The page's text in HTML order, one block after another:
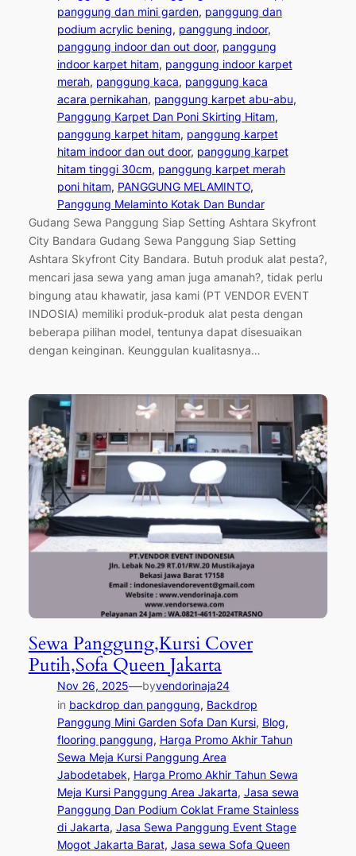
panggung dan mini garden, panggung dan
podium acrylic bening, panggung indoor
panggung indoor dan out door, panggung
indoor karpet hitam, panggung indoor karpet
merah, panggung kaca, panggung kaca
acara pernikahan, panggung karpet abu-abu
Panggung Karpet Dan Poni Skirting Hitam
panggung karpet hitam, panggung karpet
hitam indoor dan out door, panggung karpet
hitam tinggi 30cm, panggung karpet merah
poni hitam, PANGGUNG MELAMINTO
Panggung Melaminto Kotak Dan Bundar
Gudang Sewa Panggung Siap Setting Ashtara Skyfront
City Bandara Gudang Sewa Panggung Siap Setting
Ashtara Skyfront City Bandara. Butuh produk alat pesta?,
mencari jasa sewa yang aman juga amanah?, tidak perlu
bingung atau khawatir, jasa kami (PT VENDOR EVENT
INDOSIA) memiliki produk-produk alat pesta dengan
beberapa pilihan model, tentunya dapat disesuaikan
dengan keinginan. Keunggulan kualitasnya…
Sewa Panggung,Kursi Cover
Putih,Sofa Queen Jakarta
Nov 26, 2025—byvendorinaja24
in backdrop dan panggung, Backdrop
Panggung Mini Garden Sofa Dan Kursi, Blog
flooring panggung, Harga Promo Akhir Tahun
Sewa Meja Kursi Panggung Area
Jabodetabek, Harga Promo Akhir Tahun Sewa
Meja Kursi Panggung Area Jakarta, Jasa sewa
Panggung Dan Podium Coklat Frame Stainless
di Jakarta, Jasa Sewa Panggung Event Stage
Mogot Jakarta Barat, Jasa sewa Sofa Queen